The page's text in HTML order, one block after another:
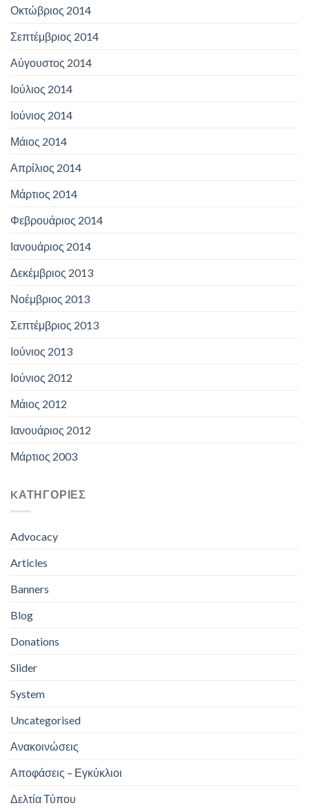
Οκτώβριος 2014
Σεπτέμβριος 2014
Αύγουστος 2014
Ιούλιος 2014
Ιούνιος 2014
Μάιος 2014
Απρίλιος 2014
Μάρτιος 2014
Φεβρουάριος 2014
Ιανουάριος 2014
Δεκέμβριος 2013
Νοέμβριος 2013
Σεπτέμβριος 2013
Ιούνιος 2013
Ιούνιος 2012
Μάιος 2012
Ιανουάριος 2012
Μάρτιος 2003
KΑΤΗΓΟΡΊΕΣ
Advocacy
Articles
Banners
Blog
Donations
Slider
System
Uncategorised
Ανακοινώσεις
Αποφάσεις – Εγκύκλιοι
Δελτία Τύπου